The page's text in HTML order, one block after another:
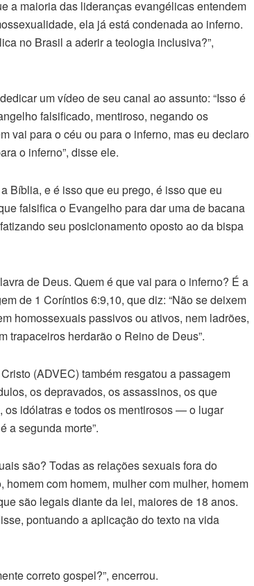
a maioria das lideranças evangélicas entendem
ela já está condenada ao inferno.
no Brasil a aderir a teologia inclusiva?”,
um vídeo de seu canal ao assunto: “Isso é
falsificado, mentiroso, negando os
vai para o céu ou para o inferno, mas eu declaro
o inferno”, disse ele.
Bíblia, e é isso que eu prego, é isso que eu
falsifica o Evangelho para dar uma de bacana
seu posicionamento oposto ao da bispa
de Deus. Quem é que vai para o inferno? É a
de 1 Coríntios 6:9,10, que diz: “Não se deixem
homossexuais passivos ou ativos, nem ladrões,
trapaceiros herdarão o Reino de Deus”.
(ADVEC) também resgatou a passagem
os depravados, os assassinos, os que
os idólatras e todos os mentirosos — o lugar
a segunda morte”.
são? Todas as relações sexuais fora do
com homem, mulher com mulher, homem
são legais diante da lei, maiores de 18 anos.
pontuando a aplicação do texto na vida
correto gospel?”, encerrou.